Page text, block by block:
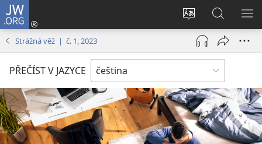
JW.ORG
Změnit
jazyk
stránek
Přihlásit
se
(otevřeno
okno)
Hledat
na
JW.ORG
Strážná věž | č. 1, 2023
PŘEČÍST V JAZYCE